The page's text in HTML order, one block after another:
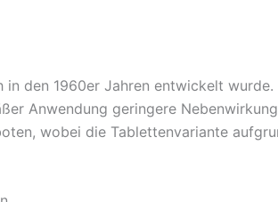
den 1960er Jahren entwickelt
Anwendung geringere
wobei die Tablettenvariante